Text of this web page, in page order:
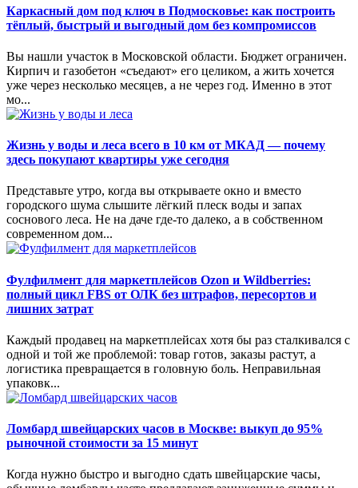
Каркасный дом под ключ в Подмосковье: как построить
тёплый, быстрый и выгодный дом без компромиссов
Вы нашли участок в Московской области. Бюджет ограничен.
Кирпич и газобетон «съедают» его целиком, а жить хочется
уже через несколько месяцев, а не через год. Именно в этот
мо...
Жизнь у воды и леса всего в 10 км от МКАД — почему
здесь покупают квартиры уже сегодня
Представьте утро, когда вы открываете окно и вместо
городского шума слышите лёгкий плеск воды и запах
соснового леса. Не на даче где-то далеко, а в собственном
современном дом...
Фулфилмент для маркетплейсов Ozon и Wildberries:
полный цикл FBS от ОЛК без штрафов, пересортов и
лишних затрат
Каждый продавец на маркетплейсах хотя бы раз сталкивался с
одной и той же проблемой: товар готов, заказы растут, а
логистика превращается в головную боль. Неправильная
упаковк...
Ломбард швейцарских часов в Москве: выкуп до 95%
рыночной стоимости за 15 минут
Когда нужно быстро и выгодно сдать швейцарские часы,